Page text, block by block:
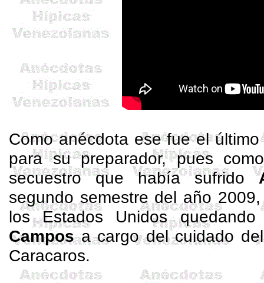
Como anécdota ese fue el
para su preparador, pues
secuestro que había sufrido
segundo semestre del año
los Estados Unidos
Camposa cargo del cuidado
Caracaros.